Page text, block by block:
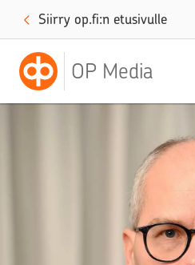
Siirry op.fi:n etusivulle
OP Media